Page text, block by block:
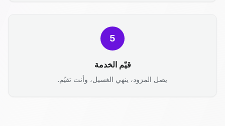
5
قيّم الخدمة
يصل المزود، ينهي الغسيل، وأنت تقيّم.